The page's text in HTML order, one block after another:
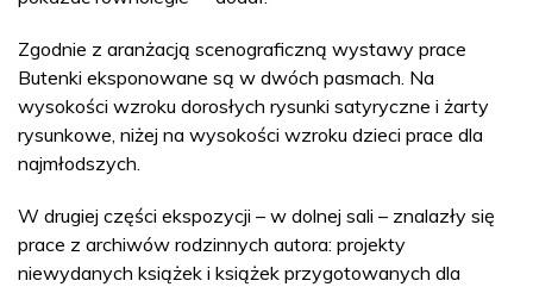
Zgodnie z aranżacją scenograficzną wystawy prace
Butenki eksponowane są w dwóch pasmach. Na
wysokości wzroku dorosłych rysunki satyryczne i żarty
rysunkowe, niżej na wysokości wzroku dzieci prace dla
najmłodszych.
W drugiej części ekspozycji – w dolnej sali – znalazły się
prace z archiwów rodzinnych autora: projekty
niewydanych książek i książek przygotowanych dla